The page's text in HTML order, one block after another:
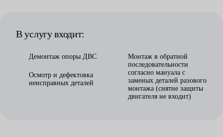
В услугу входит:
Демонтаж опоры ДВС
Осмотр и дефектовка
неисправных деталей
Монтаж в обратной
последовательности
согласно мануала с
заменых деталей разового
монтажа (снятие защиты
двигателя не входит)